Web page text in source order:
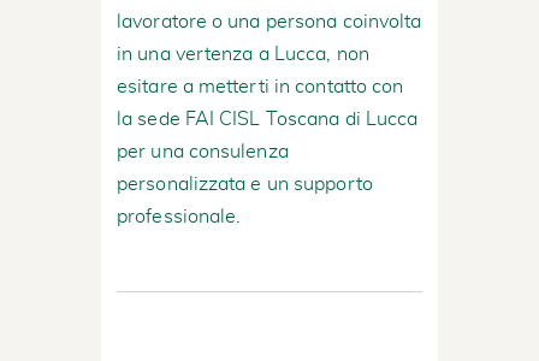
lavoratore o una persona coinvolta
in una vertenza a Lucca, non
esitare a metterti in contatto con
la sede FAI CISL Toscana di Lucca
per una consulenza
personalizzata e un supporto
professionale.